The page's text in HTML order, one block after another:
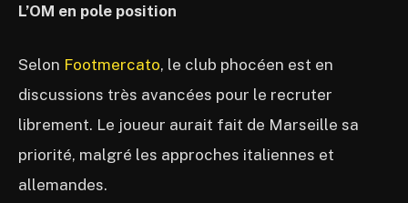
L’OM en pole position
Selon Footmercato, le club phocéen est en
discussions très avancées pour le recruter
librement. Le joueur aurait fait de Marseille sa
priorité, malgré les approches italiennes et
allemandes.